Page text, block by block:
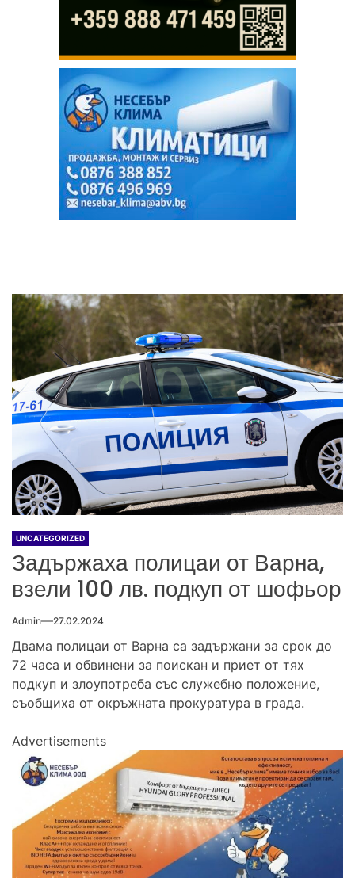
UNCATEGORIZED
Задържаха полицаи от Варна,
взели 100 лв. подкуп от шофьор
Admin 27.02.2024
Двама полицаи от Варна са задържани за срок до
72 часа и обвинени за поискан и приет от тях
подкуп и злоупотреба със служебно положение,
съобщиха от окръжната прокуратура в града.
Advertisements